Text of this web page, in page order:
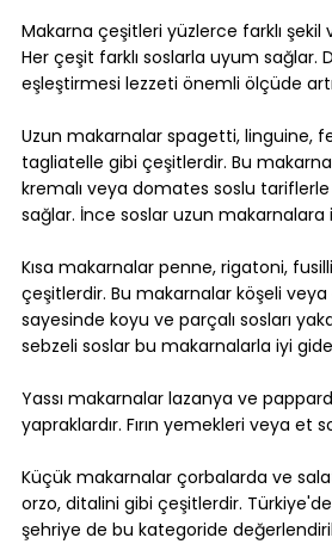
Makarna çeşitleri yüzlerce farklı
Her çeşit farklı soslarla uyum sağlar.
eşleştirmesi lezzeti önemli ölçüde
Uzun makarnalar spagetti, linguine,
tagliatelle gibi çeşitlerdir. Bu
kremalı veya domates soslu
sağlar. İnce soslar uzun makarnalara
Kısa makarnalar penne, rigatoni,
çeşitlerdir. Bu makarnalar köşeli veya
sayesinde koyu ve parçalı sosları
sebzeli soslar bu makarnalarla iyi
Yassı makarnalar lazanya ve
yapraklardır. Fırın yemekleri veya et
Küçük makarnalar çorbalarda ve
orzo, ditalini gibi çeşitlerdir.
şehriye de bu kategoride